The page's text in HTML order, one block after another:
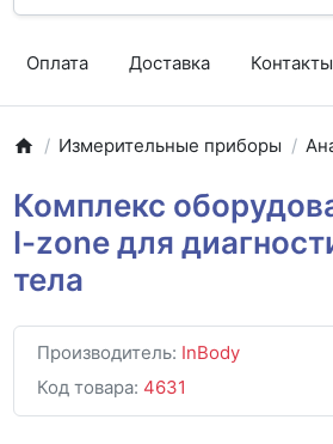
Оплата Доставка Контакты
Измерительные приборы
Комплекс
I-zone для
тела
Производитель: InBody
Код товара: 4631